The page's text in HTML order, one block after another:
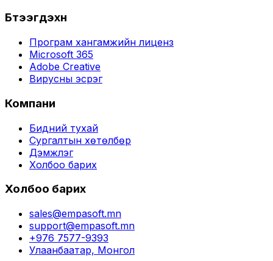
Бүтээгдэхүүн
Програм хангамжийн лиценз
Microsoft 365
Adobe Creative
Вирусны эсрэг
Компани
Бидний тухай
Сургалтын хөтөлбөр
Дэмжлэг
Холбоо барих
Холбоо барих
sales@empasoft.mn
support@empasoft.mn
+976 7577-9393
Улаанбаатар, Монгол